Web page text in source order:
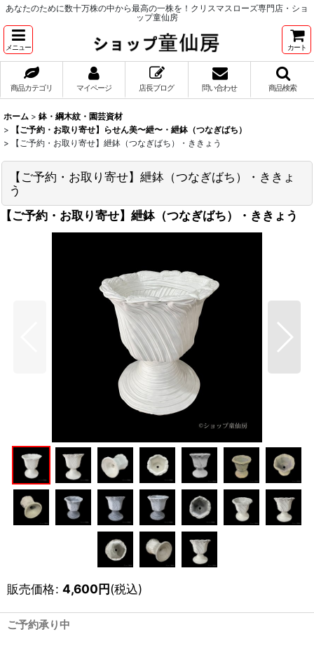
あなたのために数十万株の中から最高の一株を！クリスマスローズ専門店・ショ
ップ童仙房
メニュー カート
商品カテゴリ マイページ 店長ブログ 問い合わせ 商品検索
ホーム > 鉢・綱木紋・園芸資材
>
【ご予約・お取り寄せ】らせん美〜紲〜・紲鉢（つなぎばち）
>
【ご予約・お取り寄せ】紲鉢（つなぎばち）・ききょう
【ご予約・お取り寄せ】紲鉢（つなぎばち）・ききょ
う
【ご予約・お取り寄せ】紲鉢（つなぎばち）・ききょう
販売価格: 4,600円(税込)
ご予約承り中